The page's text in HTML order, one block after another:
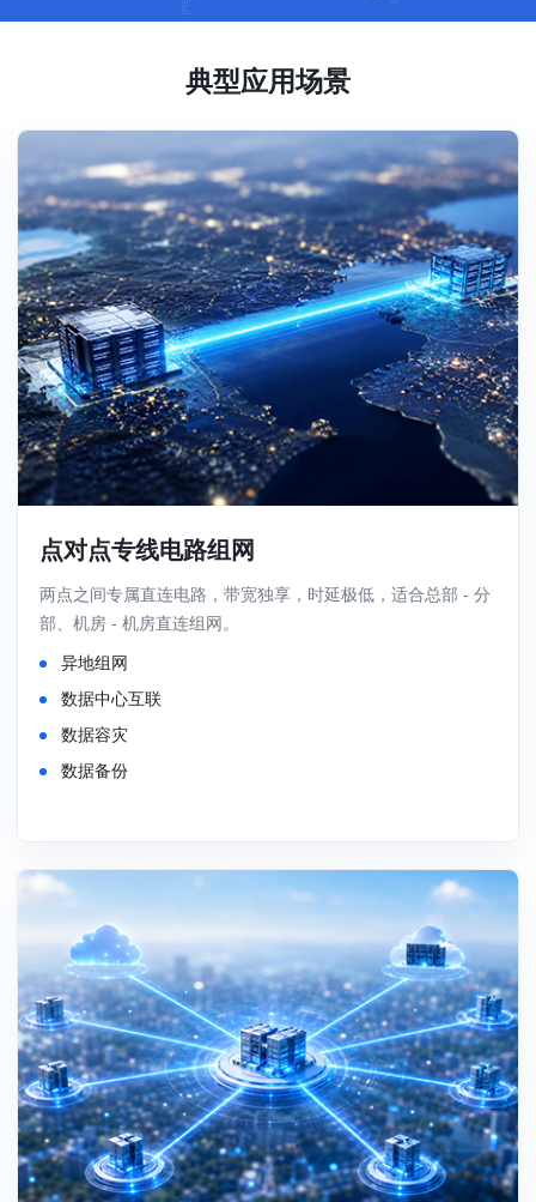
典型应用场景
点对点专线电路组网
两点之间专属直连电路，带宽独享，时延极低，适合总部 - 分
部、机房 - 机房直连组网。
异地组网
数据中心互联
数据容灾
数据备份